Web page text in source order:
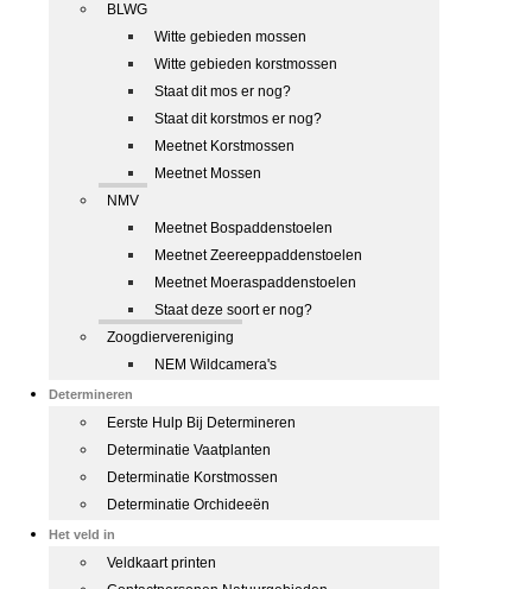
BLWG
Witte gebieden mossen
Witte gebieden korstmossen
Staat dit mos er nog?
Staat dit korstmos er nog?
Meetnet Korstmossen
Meetnet Mossen
NMV
Meetnet Bospaddenstoelen
Meetnet Zeereeppaddenstoelen
Meetnet Moeraspaddenstoelen
Staat deze soort er nog?
Zoogdiervereniging
NEM Wildcamera's
Determineren
Eerste Hulp Bij Determineren
Determinatie Vaatplanten
Determinatie Korstmossen
Determinatie Orchideeën
Het veld in
Veldkaart printen